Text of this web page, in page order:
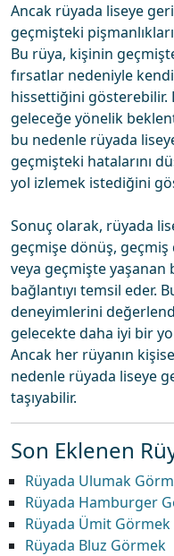
Ancak rüyada liseye
geçmişteki
Bu rüya, kişinin
fırsatlar nedeniyle
hissettiğini gösterebilir.
geleceğe yönelik
bu nedenle rüyada
geçmişteki hatalarını
yol izlemek istediğini
Sonuç olarak, rüyada
geçmişe dönüş,
veya geçmişte
bağlantıyı temsil eder.
deneyimlerini
gelecekte daha iyi bir
Ancak her rüyanın
nedenle rüyada liseye
taşıyabilir.
Son Eklenen
Rüyada Ulumak
Rüyada Hamburger
Rüyada Ümit Görmek
Rüyada Bluz Görmek